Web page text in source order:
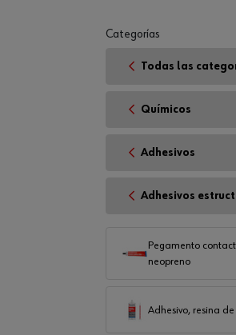
Categorías
Todas las
Químicos
Adhesivos
Adhesivos
Pegamento
neopreno
Adhesivo, resina de